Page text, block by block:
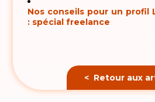
Nos conseils pour un profil
: spécial freelance
< Retour aux